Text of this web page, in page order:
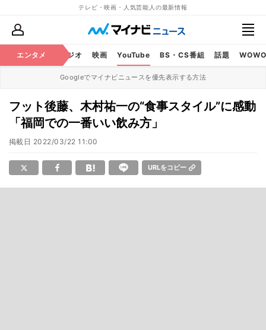
テレビ・映画・人気芸能人の最新情報
エンタメ
テレビ ラジオ 映画 YouTube BS・CS番組 話題
Googleでマイナビニュースを優先表示する方法
フット後藤、木村祐一の“食事スタイル”に感動
「福岡での一番いい飲み方」
掲載日 2022/03/22 11:00
URLをコピー